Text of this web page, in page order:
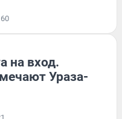
60
на вход.
Ураза-